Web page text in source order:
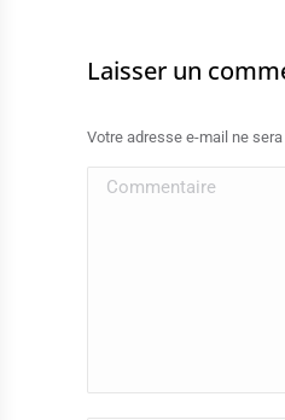
Laisser un
Votre adresse e-mail ne
Commentaire